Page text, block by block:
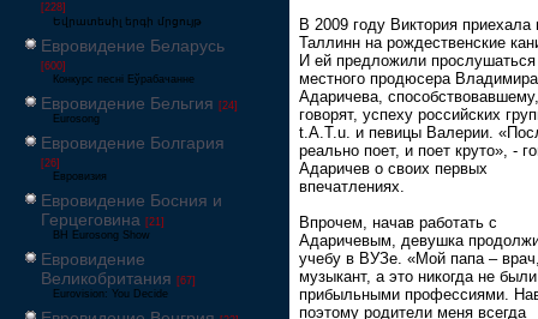
[228]
Եվրատեսիլ երգի մրցույթ
Евровидение Беларусь
[600]
Конкурс песні Еўрабачанне
Евровидение Бельгия [24]
Eurosong
Евровидение Болгария
[26]
Евровизия
Евровидение Босния и
Герцеговина [21]
BH Eurosong Show
Евровидение
Великобритания [67]
Eurovision: You Decide
В 2009 году Виктория приехала
Таллинн на рождественские
И ей предложили
местного продюсера Владимира
Адаричева,
говорят, успеху российских
t.A.T.u. и певицы Валерии.
реально поет, и поет круто», -
Адаричев о своих первых
впечатлениях.
Впрочем, начав работать с
Адаричевым, девушка
учебу в ВУЗе. «Мой папа –
музыкант, а это никогда не были
прибыльными профессиями.
поэтому родители меня всегда